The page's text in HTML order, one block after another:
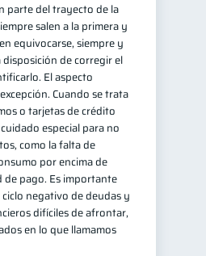
parte del trayecto de la
salen a la primera y
equivocarse, siempre y
de corregir el
El aspecto
Cuando se trata
o tarjetas de crédito
especial para no
como la falta de
por encima de
pago. Es importante
negativo de deudas y
difíciles de afrontar,
en lo que llamamos